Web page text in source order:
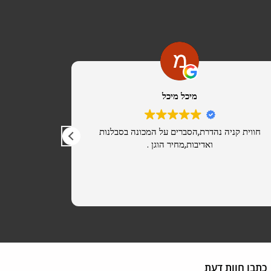
מיכל מיכל
חווית קניה נהדרת,הסברים על המכונה בסבלנות
ואדיבות,מחיר הוגן .
כתבו חוות דעת